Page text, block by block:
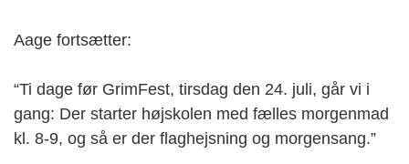
Aage fortsætter:
“Ti dage før GrimFest, tirsdag den 24. juli, går vi i
gang: Der starter højskolen med fælles morgenmad
kl. 8-9, og så er der flaghejsning og morgensang.”